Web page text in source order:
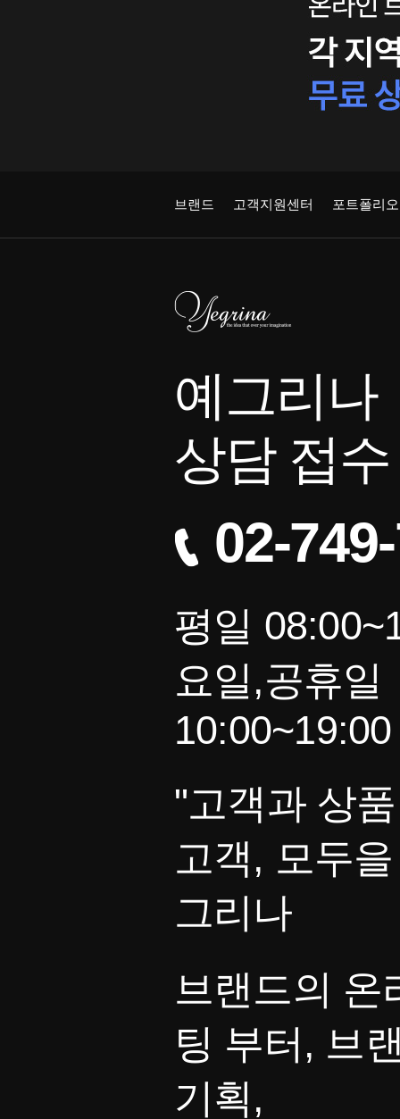
브랜드 고객지원센터 포트폴리오
예그리나
상담 접수
02-
평일
요일,공휴일
10:00~19:00
"고객과 상
고객, 모두
그리나
브랜드의 온
팅 부터, 브
기획,